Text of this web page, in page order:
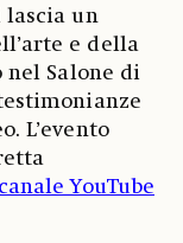
lascia un
e della
nel Salone di
L’evento
canale YouTube